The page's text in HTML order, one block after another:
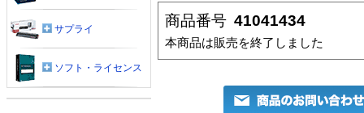
商品番号 41041434
本商品は販売を終了しました
サプライ
ソフト・ライセンス